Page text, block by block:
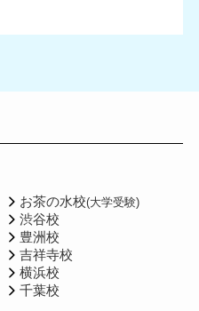
お茶の水校(大学受験)
渋谷校
豊洲校
吉祥寺校
横浜校
千葉校